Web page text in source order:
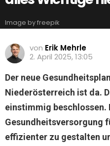
Image by freepik
von Erik Mehrle
2. April 2025, 13:05
Der neue
Niederösterreich ist da.
einstimmig beschlossen.
Gesundheitsversorgung
effizienter zu gestalten